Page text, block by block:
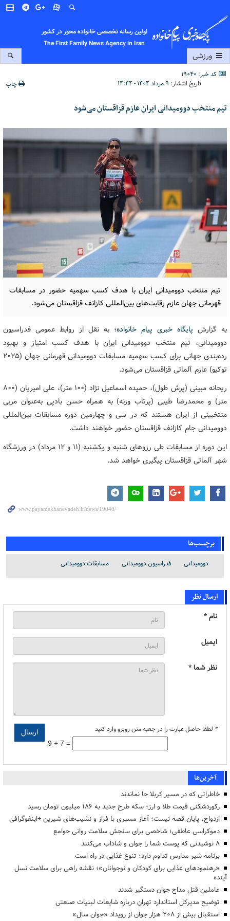
اولین رسانه تخصصی خانواده محور در کشور
The First Family News Agency in Iran
ورزشی
کد خبر: 19040
تاریخ انتشار: ۹ مرداد ۱۴۰۴ - ۱۴:۴۴ چاپ
تیم منتخب دوومیدانی ایران عازم قزاقستان می‌شود
تیم منتخب دوومیدانی ایران با هدف کسب سهمیه حضور در مسابقات
قهرمانی جهان عازم رقابت‌های بین‌المللی کازانف قزاقستان می‌شود.
به گزارش پایگاه خبری پیام خانواده؛ به نقل از روابط عمومی فدراسیون
دوومیدانی، تیم منتخب دوومیدانی ایران با هدف کسب امتیاز و بهبود
رده‌بندی جهانی برای کسب سهمیه مسابقات دوومیدانی قهرمانی جهان (۲۰۲۵
توکیو) عازم آلماتی قزاقستان می‌شود.
ریحانه مبینی (پرش طول)، حمیده اسماعیل نژاد (۱۰۰ متر)، علی امیریان (۸۰۰
متر) و محمدرضا طیبی (پرتاب وزنه) به همراه حسن بادپی به‌عنوان مربی
منتخبینی از ایران هستند که در سی و چهارمین دوره مسابقات بین‌المللی
دوومیدانی جام کازانف قزاقستان حضور خواهند داشت.
این دوره از مسابقات طی رزوهای شنبه و یکشنبه (۱۱ و ۱۲ مرداد) در ورزشگاه
شهر آلماتی قزاقستان پیگیری خواهد شد.
برچسب‌ها
دوومیدانی فدراسیون دوومیدانی مسابقات دوومیدانی
ارسال نظر
نام *
ایمیل
نظر شما *
* لطفا حاصل عبارت را در جعبه متن روبرو وارد کنید
9 + 7 =
آخرین‌ها
خاطراتی که در مسیر کربلا جا نماندند
رکوردشکنی قیمت طلا و ارز؛ سکه طرح جدید به ۱۸۶ میلیون تومان رسید
ازدواج، پایان قصه نیست؛ آغاز مسیری با فراز و نشیب‌های شیرین +اینفوگرافی
دموکراسی عاطفی؛ شاخصی برای سنجش سلامت روانی جوامع
۸ نوشیدنی که پوست شما را جوان و شاداب می‌کنند
برنامه شیر مدارس تداوم دارد؛ تنوع غذایی در راه است
«رهنمودهای غذایی برای کودکان و نوجوانان»؛ نقشه راهی برای سلامت نسل
آینده
عاملین قتل مداح جوان دستگیر شدند
توضیح مدیرکل استاندارد تهران درباره شایعات لبنیات صنعتی
استقبال بیش از ۲۰۸ هزار جوان از رویداد «جوان سال»